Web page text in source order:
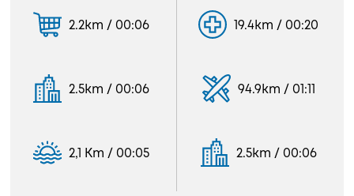
2.2km / 00:06
2.5km / 00:06
2,1 Km / 00:05
19.4km / 00:20
94.9km / 01:11
2.5km / 00:06